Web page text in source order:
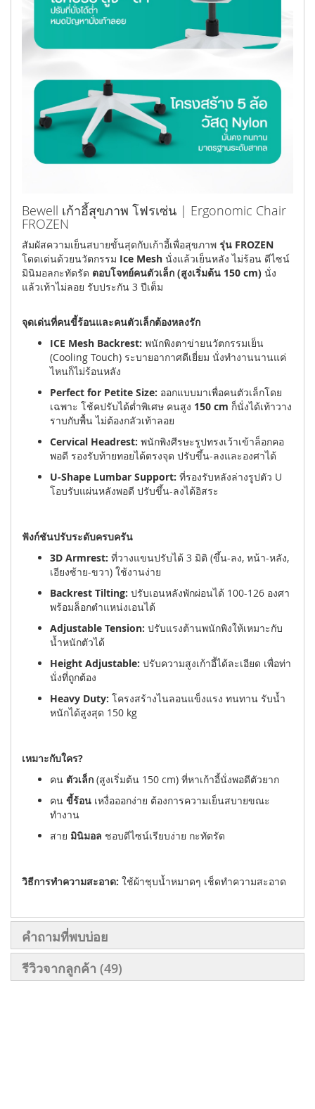
Bewell เก้าอี้สุขภาพ โฟรเซ่น | Ergonomic Chair
FROZEN
สัมผัสความเย็นสบายขั้นสุดกับเก้าอี้เพื่อสุขภาพ รุ่น FROZEN
โดดเด่นด้วยนวัตกรรม Ice Mesh นั่งแล้วเย็นหลัง ไม่ร้อน ดีไซน์
มินิมอลกะทัดรัด ตอบโจทย์คนตัวเล็ก (สูงเริ่มต้น 150 cm) นั่ง
แล้วเท้าไม่ลอย รับประกัน 3 ปีเต็ม
จุดเด่นที่คนขี้ร้อนและคนตัวเล็กต้องหลงรัก
ICE Mesh Backrest: พนักพิงตาข่ายนวัตกรรมเย็น
(Cooling Touch) ระบายอากาศดีเยี่ยม นั่งทำงานนานแค่
ไหนก็ไม่ร้อนหลัง
Perfect for Petite Size: ออกแบบมาเพื่อคนตัวเล็กโดย
เฉพาะ โช้คปรับได้ต่ำพิเศษ คนสูง 150 cm ก็นั่งได้เท้าวาง
ราบกับพื้น ไม่ต้องกลัวเท้าลอย
Cervical Headrest: พนักพิงศีรษะรูปทรงเว้าเข้าล็อกคอ
พอดี รองรับท้ายทอยได้ตรงจุด ปรับขึ้น-ลงและองศาได้
U-Shape Lumbar Support: ที่รองรับหลังล่างรูปตัว U
โอบรับแผ่นหลังพอดี ปรับขึ้น-ลงได้อิสระ
ฟังก์ชันปรับระดับครบครัน
3D Armrest: ที่วางแขนปรับได้ 3 มิติ (ขึ้น-ลง, หน้า-หลัง,
เอียงซ้าย-ขวา) ใช้งานง่าย
Backrest Tilting: ปรับเอนหลังพักผ่อนได้ 100-126 องศา
พร้อมล็อกตำแหน่งเอนได้
Adjustable Tension: ปรับแรงต้านพนักพิงให้เหมาะกับ
น้ำหนักตัวได้
Height Adjustable: ปรับความสูงเก้าอี้ได้ละเอียด เพื่อท่า
นั่งที่ถูกต้อง
Heavy Duty: โครงสร้างไนลอนแข็งแรง ทนทาน รับน้ำ
หนักได้สูงสุด 150 kg
เหมาะกับใคร?
คน ตัวเล็ก (สูงเริ่มต้น 150 cm) ที่หาเก้าอี้นั่งพอดีตัวยาก
คน ขี้ร้อน เหงื่อออกง่าย ต้องการความเย็นสบายขณะ
ทำงาน
สาย มินิมอล ชอบดีไซน์เรียบง่าย กะทัดรัด
วิธีการทำความสะอาด: ใช้ผ้าชุบน้ำหมาดๆ เช็ดทำความสะอาด
คำถามที่พบบ่อย
รีวิวจากลูกค้า 49